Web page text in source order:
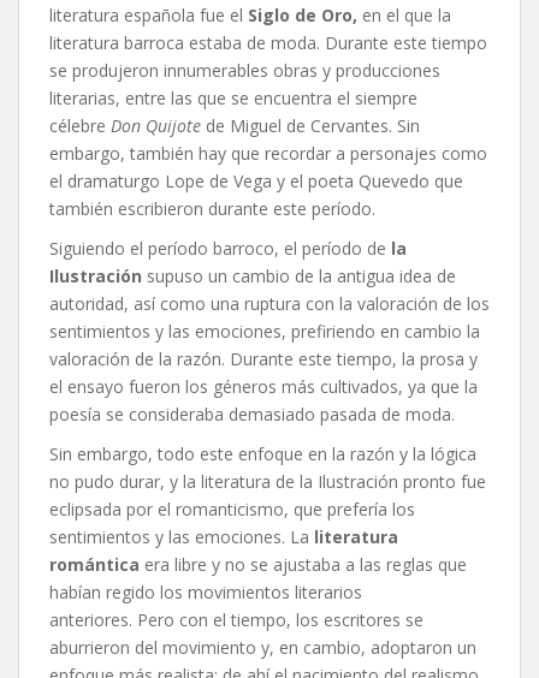
literatura española fue el Siglo de Oro, en el que la
literatura barroca estaba de moda. Durante este tiempo
se produjeron innumerables obras y producciones
literarias, entre las que se encuentra el siempre
célebre Don Quijote de Miguel de Cervantes. Sin
embargo, también hay que recordar a personajes como
el dramaturgo Lope de Vega y el poeta Quevedo que
también escribieron durante este período.
Siguiendo el período barroco, el período de la
Ilustración supuso un cambio de la antigua idea de
autoridad, así como una ruptura con la valoración de los
sentimientos y las emociones, prefiriendo en cambio la
valoración de la razón. Durante este tiempo, la prosa y
el ensayo fueron los géneros más cultivados, ya que la
poesía se consideraba demasiado pasada de moda.
Sin embargo, todo este enfoque en la razón y la lógica
no pudo durar, y la literatura de la Ilustración pronto fue
eclipsada por el romanticismo, que prefería los
sentimientos y las emociones. La literatura
romántica era libre y no se ajustaba a las reglas que
habían regido los movimientos literarios
anteriores. Pero con el tiempo, los escritores se
aburrieron del movimiento y, en cambio, adoptaron un